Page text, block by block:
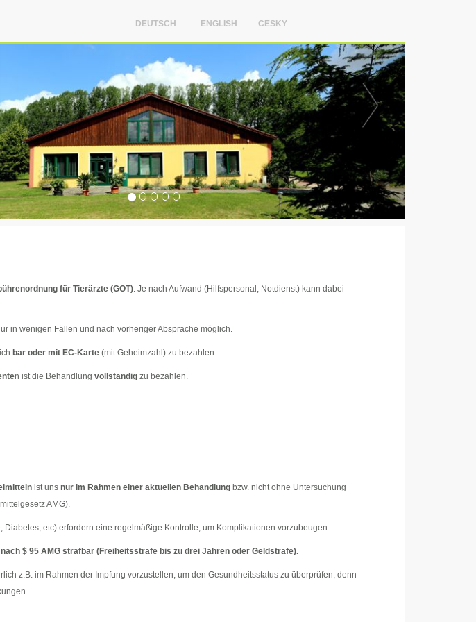
DEUTSCH ENGLISH CESKY
für Tierärzte (GOT) . Je nach Aufwand (Hilfspersonal, Notdienst) kann dabei
in wenigen Fällen und nach vorheriger Absprache möglich.
bar oder mit EC-Karte (mit Geheimzahl) zu bezahlen.
n ist die Behandlung vollständig zu bezahlen.
ist uns nur im Rahmen einer aktuellen Behandlung bzw. nicht ohne Untersuchung
AMG).
etc) erfordern eine regelmäßige Kontrolle, um Komplikationen vorzubeugen.
$ 95 AMG strafbar (Freiheitsstrafe bis zu drei Jahren oder Geldstrafe).
z.B. im Rahmen der Impfung vorzustellen, um den Gesundheitsstatus zu überprüfen, denn